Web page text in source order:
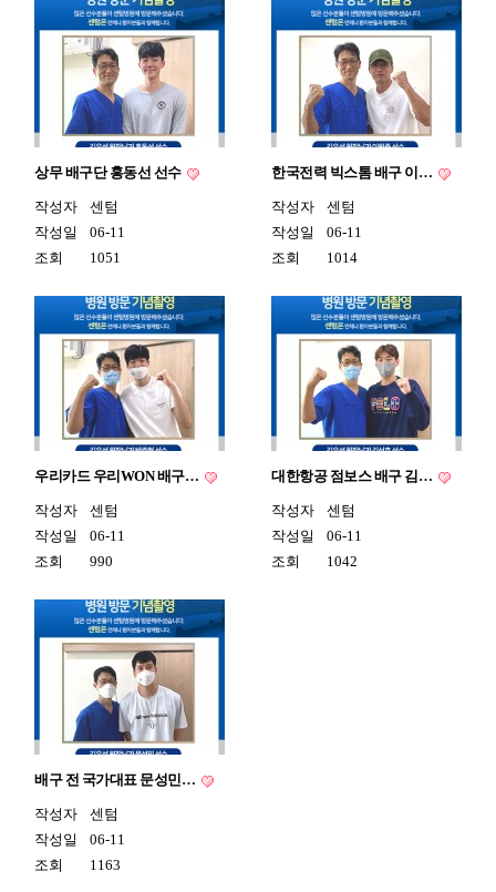
상무 배구단 홍동선 선수
작성자
센텀
작성일
06-11
조회
1051
한국전력 빅스톰 배구 이…
작성자
센텀
작성일
06-11
조회
1014
우리카드 우리WON 배구…
작성자
센텀
작성일
06-11
조회
990
대한항공 점보스 배구 김…
작성자
센텀
작성일
06-11
조회
1042
배구 전 국가대표 문성민…
작성자
센텀
작성일
06-11
조회
1163